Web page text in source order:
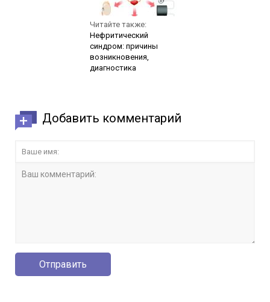
Читайте также:
Нефритический
синдром: причины
возникновения,
диагностика
Добавить комментарий